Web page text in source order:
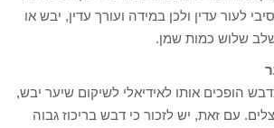
לעור עדין ולכן במידה ועורך עדין, יבש או
שלוש כמות שמן.
הופכים אותו לאידיאלי לשיקום שיער יבש,
עם זאת, יש לזכור כי דבש בריכוז גבוה